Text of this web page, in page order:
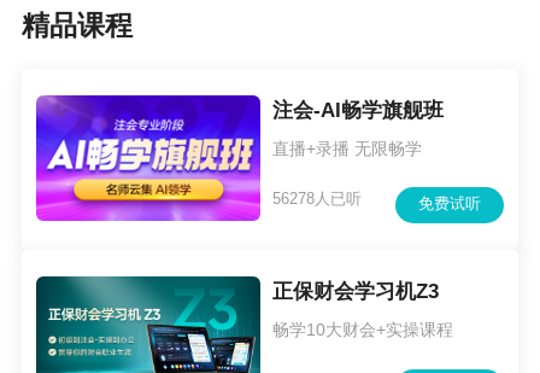
精品课程
注会-AI畅学旗舰班
直播+录播 无限畅学
免费试听
56278人已听
正保财会学习机Z3
畅学10大财会+实操课程